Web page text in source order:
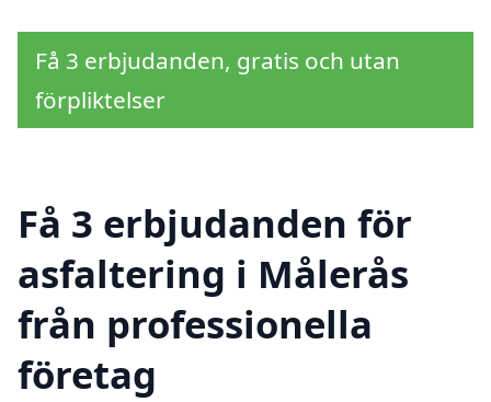
Få 3 erbjudanden, gratis och utan
förpliktelser
Få 3 erbjudanden för
asfaltering i Målerås
från professionella
företag